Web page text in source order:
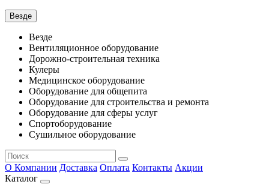
Везде
Везде
Вентиляционное оборудование
Дорожно-строительная техника
Кулеры
Медицинское оборудование
Оборудование для общепита
Оборудование для строительства и ремонта
Оборудование для сферы услуг
Спортоборудование
Сушильное оборудование
О Компании Доставка Оплата Контакты Акции
Каталог